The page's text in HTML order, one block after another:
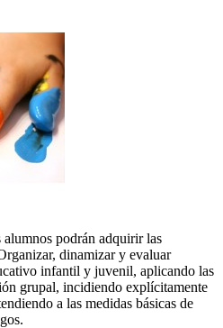
alumnos podrán adquirir las
dinamizar y evaluar
infantil y juvenil, aplicando las
grupal, incidiendo explícitamente
a las medidas básicas de